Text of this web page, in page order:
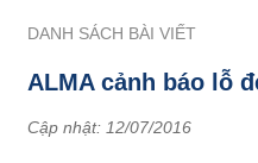
DANH SÁCH BÀI VIẾT
ALMA cảnh báo lỗ
Cập nhật: 12/07/2016